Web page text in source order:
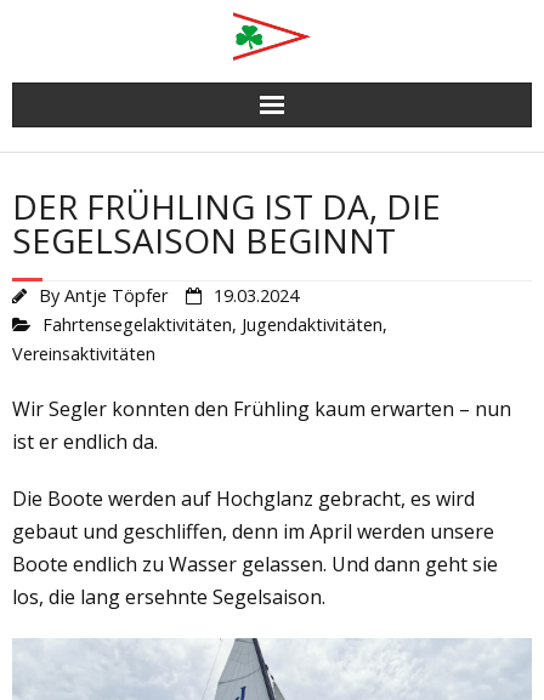
content
DER FRÜHLING IST DA, DIE
SEGELSAISON BEGINNT
By Antje Töpfer
19.03.2024
Fahrtensegelaktivitäten, Jugendaktivitäten,
Vereinsaktivitäten
Wir Segler konnten den Frühling kaum erwarten – nun
ist er endlich da.
Die Boote werden auf Hochglanz gebracht, es wird
gebaut und geschliffen, denn im April werden unsere
Boote endlich zu Wasser gelassen. Und dann geht sie
los, die lang ersehnte Segelsaison.